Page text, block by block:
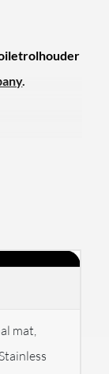
.
Walther,
Frankfurt,
merk dat
luxe aan
een
mat,